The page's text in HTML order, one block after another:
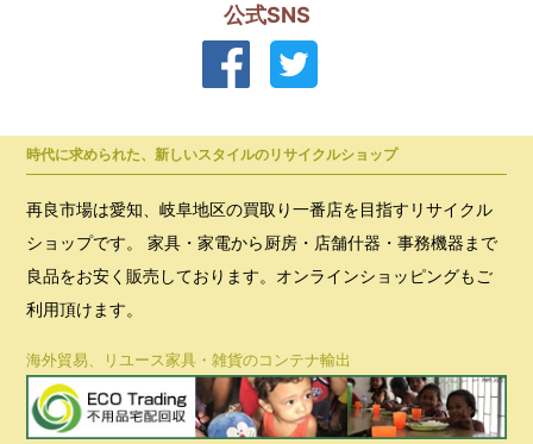
公式SNS
時代に求められた、新しいスタイルのリサイクルショップ
再良市場は愛知、岐阜地区の買取り一番店を目指すリサイクル
ショップです。 家具・家電から厨房・店舗什器・事務機器まで
良品をお安く販売しております。オンラインショッピングもご
利用頂けます。
海外貿易、リユース家具・雑貨のコンテナ輸出